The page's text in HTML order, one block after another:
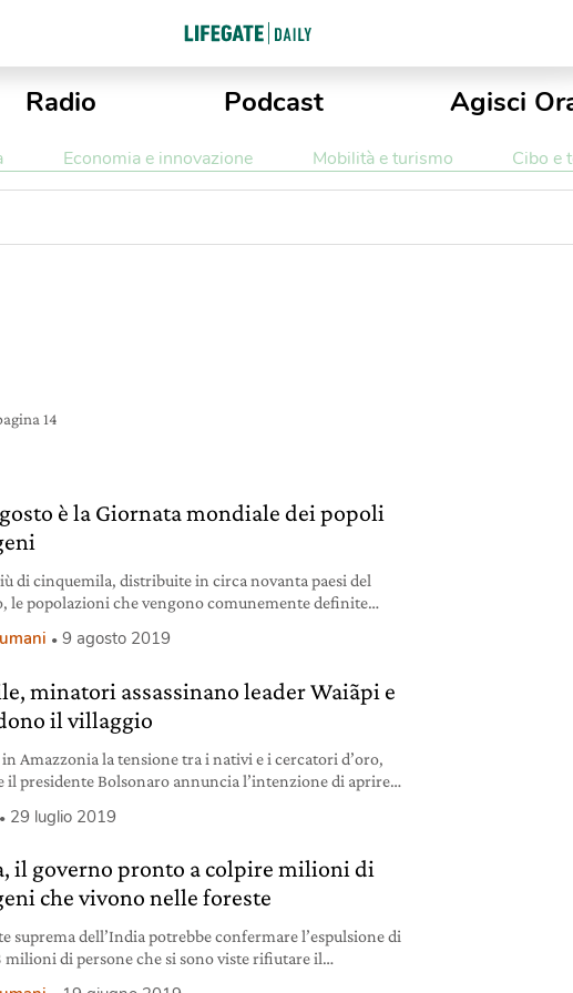
Radio Podcast Agisci
Economia e innovazione Mobilità e turismo Cibo e
14
è la Giornata mondiale dei popoli
di cinquemila, distribuite in circa novanta paesi del
le popolazioni che vengono comunemente definite
9 agosto 2019
minatori assassinano leader Waiãpi e
il villaggio
in Amazzonia la tensione tra i nativi e i cercatori d’oro,
il presidente Bolsonaro annuncia l’intenzione di aprire
29 luglio 2019
il governo pronto a colpire milioni di
che vivono nelle foreste
suprema dell’India potrebbe confermare l’espulsione di
milioni di persone che si sono viste rifiutare il